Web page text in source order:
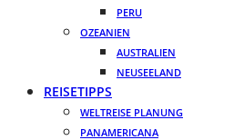
PERU
OZEANIEN
AUSTRALIEN
NEUSEELAND
REISETIPPS
WELTREISE PLANUNG
PANAMERICANA